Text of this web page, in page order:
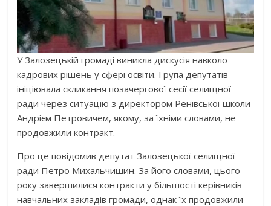
У Залозецькій громаді виникла дискусія навколо
кадрових рішень у сфері освіти. Група депутатів
ініціювала скликання позачергової сесії селищної
ради через ситуацію з директором Ренівської школи
Андрієм Петровичем, якому, за їхніми словами, не
продовжили контракт.
Про це повідомив депутат Залозецької селищної
ради Петро Михальчишин. За його словами, цього
року завершилися контракти у більшості керівників
навчальних закладів громади, однак їх продовжили